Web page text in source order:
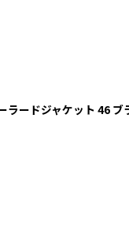
ラードジャケット 46